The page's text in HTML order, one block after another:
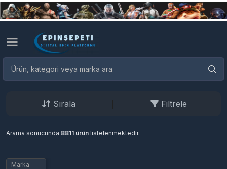
Sırala Filtrele
Arama sonucunda 8811 ürün listelenmektedir.
Marka